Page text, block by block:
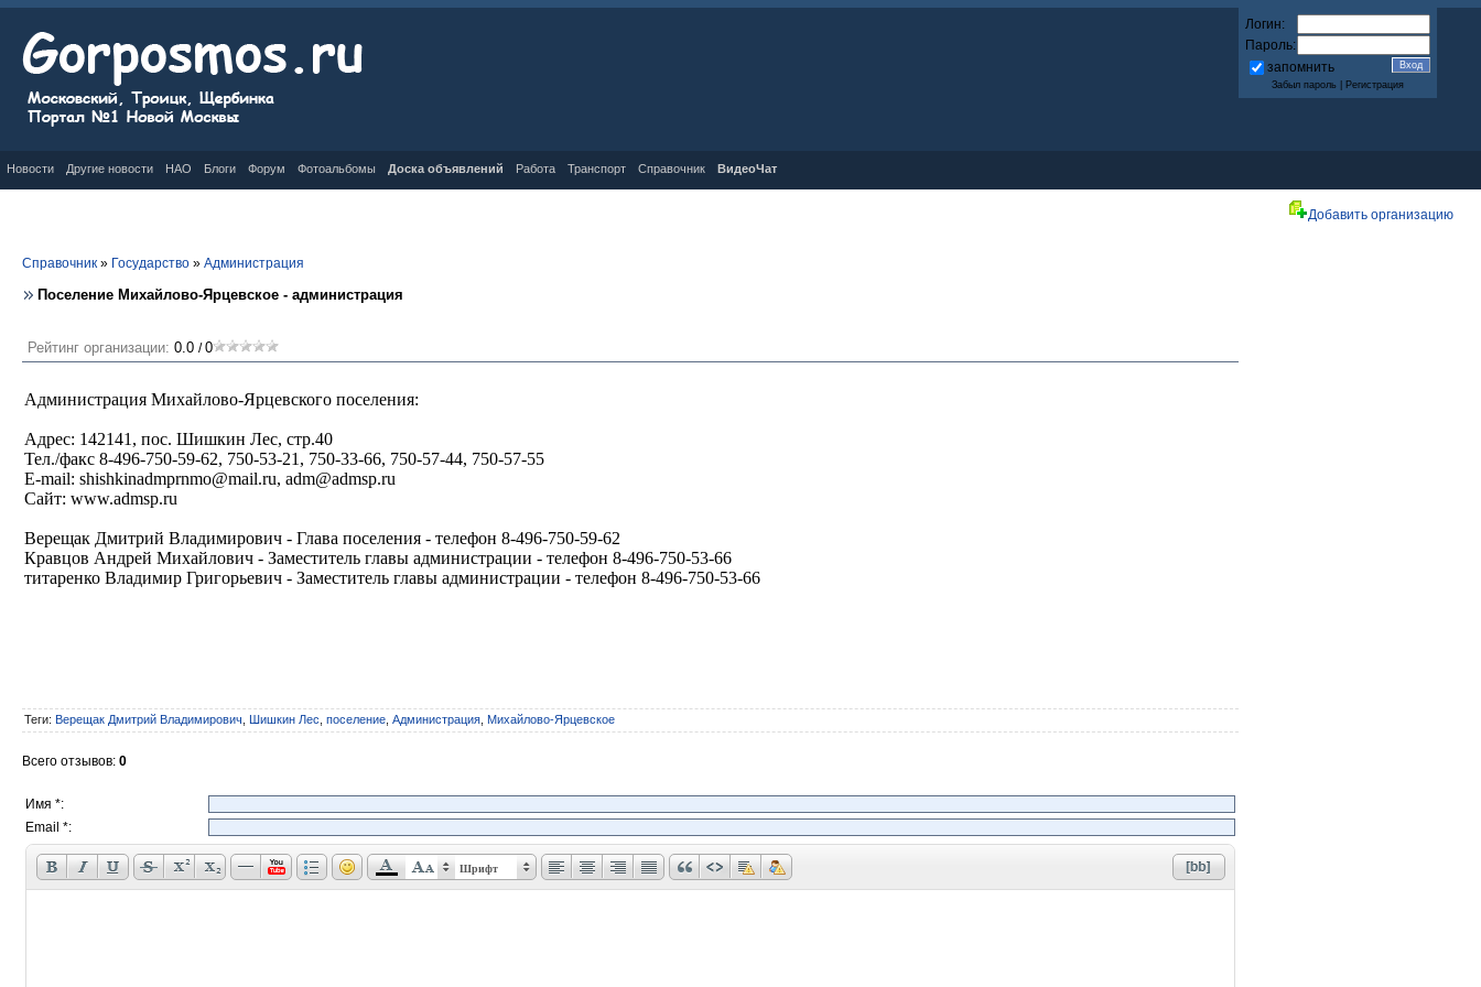
Логин:
Пароль:
запомнить
Забыл пароль Регистрация
Новости Другие новости НАО Блоги Форум Фотоальбомы Доска объявлений Работа Транспорт Справочник ВидеоЧат
Справочник » Государство » Администрация
Поселение Михайлово-Ярцевское - администрация
Рейтинг организации: 0.0 /0
Администрация Михайлово-Ярцевского поселения:
Адрес: 142141, пос. Шишкин Лес, стр.40
Тел./факс 8-496-750-59-62, 750-53-21, 750-33-66, 750-57-44, 750-57-55
E-mail: shishkinadmprnmo@mail.ru, adm@admsp.ru
Сайт: www.admsp.ru
Верещак Дмитрий Владимирович - Глава поселения - телефон 8-496-750-59-62
Кравцов Андрей Михайлович - Заместитель главы администрации - телефон 8-496-750-53-66
титаренко Владимир Григорьевич - Заместитель главы администрации - телефон 8-496-750-53-66
Теги: Верещак Дмитрий Владимирович Шишкин Лес поселение Администрация Михайлово-Ярцевское
Всего отзывов: 0
Имя *:
Email *:
Шрифт
Добавить организацию